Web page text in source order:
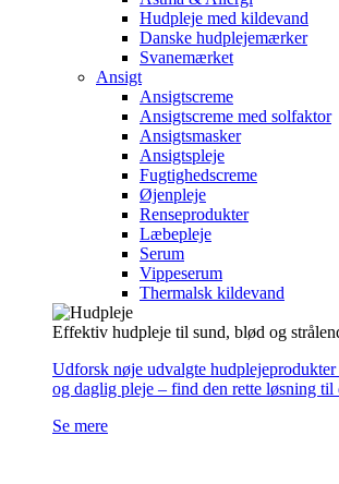
Hudpleje med kildevand
Danske hudplejemærker
Svanemærket
Ansigt
Ansigtscreme
Ansigtscreme med solfaktor
Ansigtsmasker
Ansigtspleje
Fugtighedscreme
Øjenpleje
Renseprodukter
Læbepleje
Serum
Vippeserum
Thermalsk kildevand
Effektiv hudpleje til sund, blød og
Udforsk nøje udvalgte
og daglig pleje – find den rette løsning til
Se mere